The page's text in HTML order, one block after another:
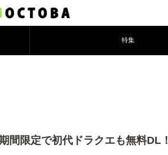
特集
間限定で初代ドラクエも無料DL！